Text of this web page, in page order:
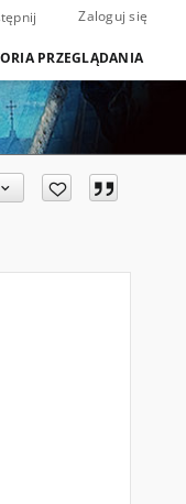
Zaloguj się
PRZEGLĄDANIA